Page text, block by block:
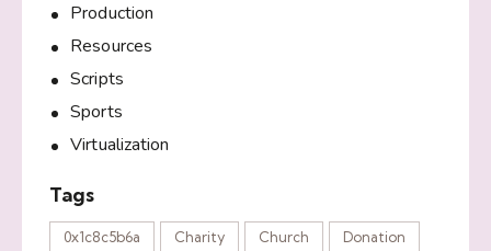
Production
Resources
Scripts
Sports
Virtualization
Tags
0x1c8c5b6a Charity Church Donation